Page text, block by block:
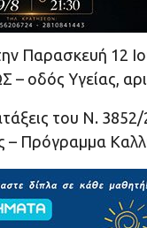
Παρασκευή 12
οδός Υγείας,
του Ν.
– Πρόγραμμα